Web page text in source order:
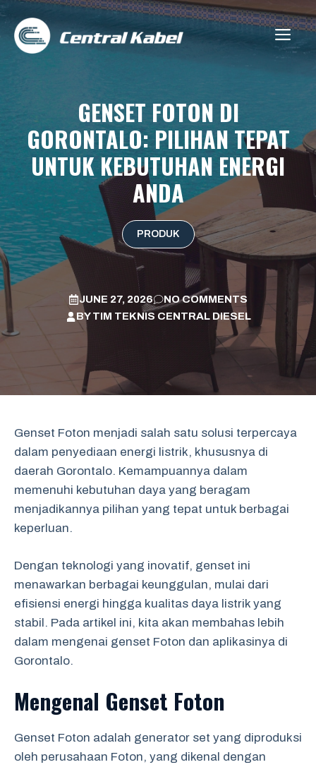
Skip
content
GENSET FOTON DI
GORONTALO: PILIHAN TEPAT
UNTUK KEBUTUHAN ENERGI
ANDA
PRODUK
JUNE 27, 2026
NO COMMENTS
BYTIM TEKNIS CENTRAL DIESEL
Genset Foton menjadi salah satu solusi terpercaya
dalam penyediaan energi listrik, khususnya di
daerah Gorontalo. Kemampuannya dalam
memenuhi kebutuhan daya yang beragam
menjadikannya pilihan yang tepat untuk berbagai
keperluan.
Dengan teknologi yang inovatif, genset ini
menawarkan berbagai keunggulan, mulai dari
efisiensi energi hingga kualitas daya listrik yang
stabil. Pada artikel ini, kita akan membahas lebih
dalam mengenai genset Foton dan aplikasinya di
Gorontalo.
Mengenal Genset Foton
Genset Foton adalah generator set yang diproduksi
oleh perusahaan Foton, yang dikenal dengan